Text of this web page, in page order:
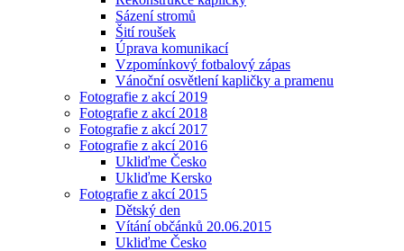
Sázení stromů
Šití roušek
Úprava komunikací
Vzpomínkový fotbalový zápas
Vánoční osvětlení kapličky a pramenu
Fotografie z akcí 2019
Fotografie z akcí 2018
Fotografie z akcí 2017
Fotografie z akcí 2016
Ukliďme Česko
Ukliďme Kersko
Fotografie z akcí 2015
Dětský den
Vítání občánků 20.06.2015
Ukliďme Česko